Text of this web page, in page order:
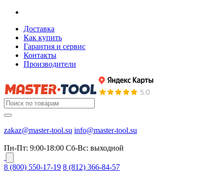
Доставка
Как купить
Гарантия и сервис
Контакты
Производители
zakaz@master-tool.su info@master-tool.su
Пн-Пт: 9:00-18:00 Cб-Вс: выходной
8 (800) 550-17-19 8 (812) 366-84-57